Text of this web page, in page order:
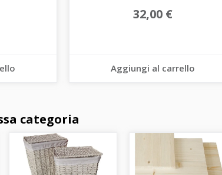
32,00 €
Aggiungi al carrello
categoria